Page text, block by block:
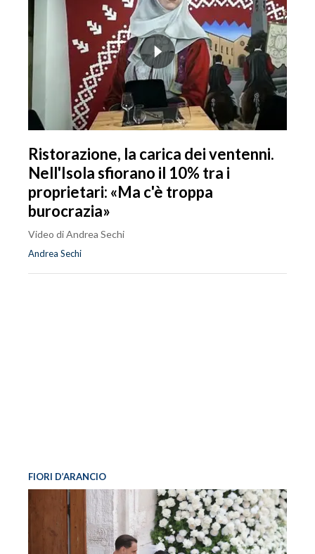
Ristorazione, la carica dei ventenni.
Nell'Isola sfiorano il 10% tra i
proprietari: «Ma c'è troppa
burocrazia»
Video di Andrea Sechi
Andrea Sechi
FIORI D’ARANCIO